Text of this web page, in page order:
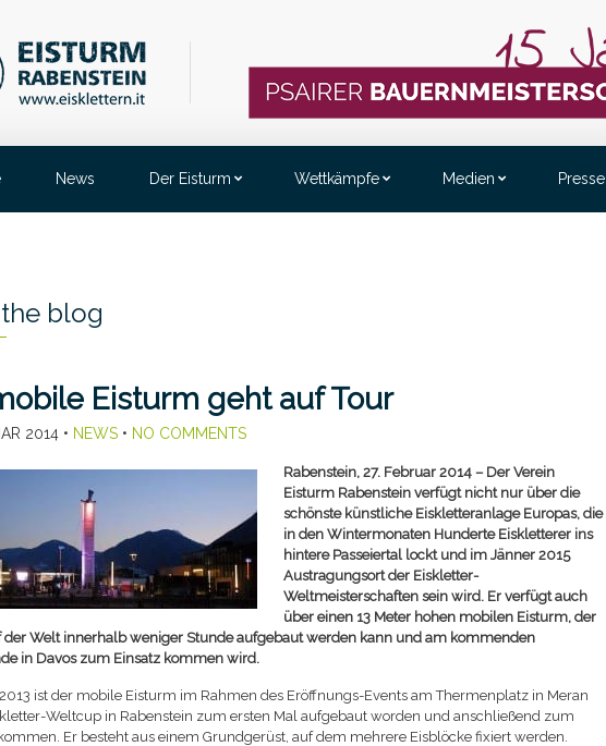
News Der Eisturm Wettkämpfe Medien Presse
blog
Eisturm geht auf Tour
2014• NEWS• NO COMMENTS
Rabenstein, 27. Februar 2014 – Der Verein
Eisturm Rabenstein verfügt nicht nur über die
schönste künstliche Eiskletteranlage Europas, die
in den Wintermonaten Hunderte Eiskletterer ins
hintere Passeiertal lockt und im Jänner 2015
Austragungsort der Eiskletter-
Weltmeisterschaften sein wird. Er verfügt auch
über einen 13 Meter hohen mobilen Eisturm, der
der Welt innerhalb weniger Stunde aufgebaut werden kann und am kommenden
in Davos zum Einsatz kommen wird.
ist der mobile Eisturm im Rahmen des Eröffnungs-Events am Thermenplatz in Meran
Weltcup in Rabenstein zum ersten Mal aufgebaut worden und anschließend zum
Er besteht aus einem Grundgerüst, auf dem mehrere Eisblöcke fixiert werden.